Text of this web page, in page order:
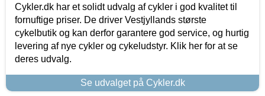
Cykler.dk har et solidt udvalg af cykler i god kvalitet til
fornuftige priser. De driver Vestjyllands største
cykelbutik og kan derfor garantere god service, og hurtig
levering af nye cykler og cykeludstyr. Klik her for at se
deres udvalg.
Se udvalget på Cykler.dk